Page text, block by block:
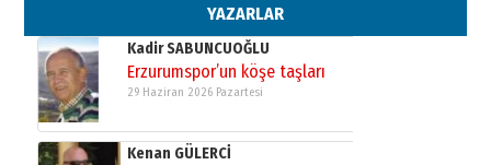
YAZARLAR
02 Ağustos 2026 Pazar
Kadir SABUNCUOĞLU
Erzurumspor’un köşe taşları
29 Haziran 2026 Pazartesi
Kenan GÜLERCİ